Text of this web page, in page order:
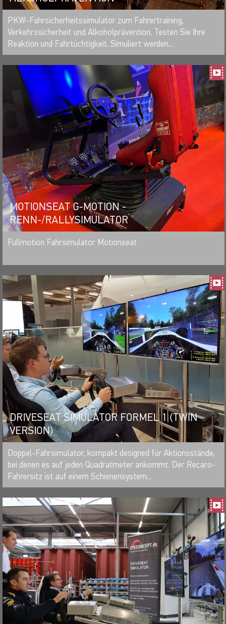
MERKEN
PKW-Fahrsicherheitssimulator zum Fahrertraining,
Verkehrssicherheit und Alkoholprävention. Testen Sie Ihre
Reaktion und Fahrtüchtigkeit. Simuliert werden...
MOTIONSEAT G-MOTION -
RENN-/RALLYSIMULATOR
MERKEN
Fullmotion Fahrsimulator Motionseat
DRIVESEAT SIMULATOR FORMEL 1 (TWIN
VERSION)
MERKEN
Doppel-Fahrsimulator, kompakt designed für Aktionsstände,
bei denen es auf jeden Quadratmeter ankommt. Der Recaro-
Fahrersitz ist auf einem Schienensystem...